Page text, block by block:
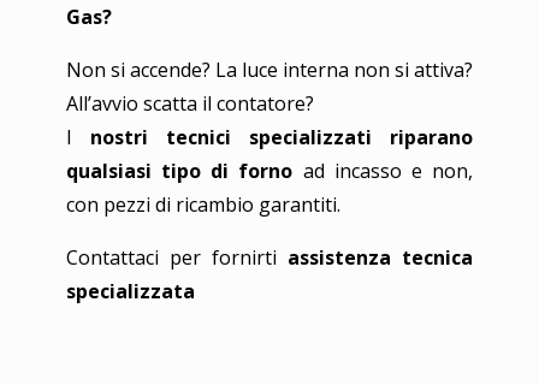
Gas?
Non si accende? La luce interna non si attiva?
All’avvio scatta il contatore?
I nostri tecnici specializzati riparano
qualsiasi tipo di forno ad incasso e non,
con pezzi di ricambio garantiti.
Contattaci per fornirti assistenza tecnica
specializzata